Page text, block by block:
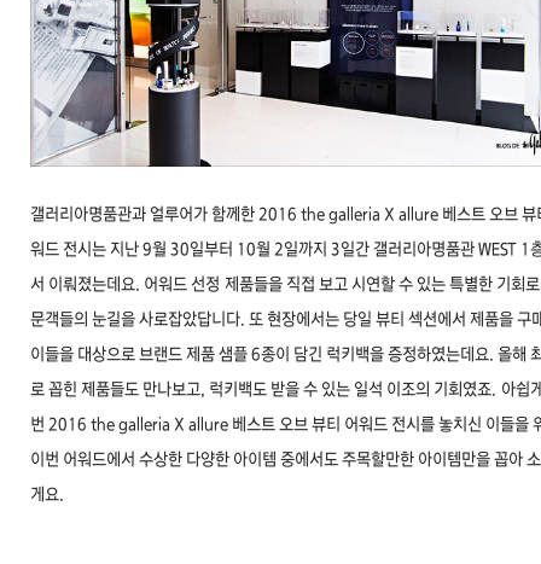
갤러리아명품관과 얼루어가 함께한2016 the galleria X allure 베스트 오브 뷰
워드 전시 는 지난 9월 30일부터 10월 2일까지 3일간 갤러리아명품관 WEST 1
서 이뤄졌는데요. 어워드 선정 제품들을 직접 보고 시연할 수 있는 특별한 기회
문객들의 눈길을 사로잡았답니다. 또 현장에서는 당일 뷰티 섹션에서 제품을 구
이들을 대상으로 브랜드 제품 샘플 6종이 담긴 럭키백을 증정하였는데요. 올해
로 꼽힌 제품들도 만나보고, 럭키백도 받을 수 있는 일석 이조의 기회였죠. 아쉽
번 2016 the galleria X allure 베스트 오브 뷰티 어워드 전시를 놓치신 이들을
이번 어워드에서 수상한 다양한 아이템 중에서도 주목할만한 아이템만을 꼽아
게요.